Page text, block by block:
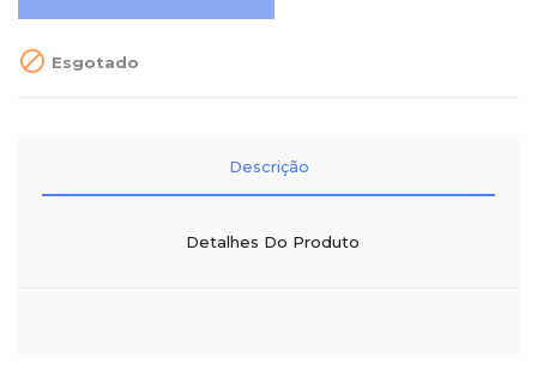
 Esgotado
Descrição
Detalhes Do Produto